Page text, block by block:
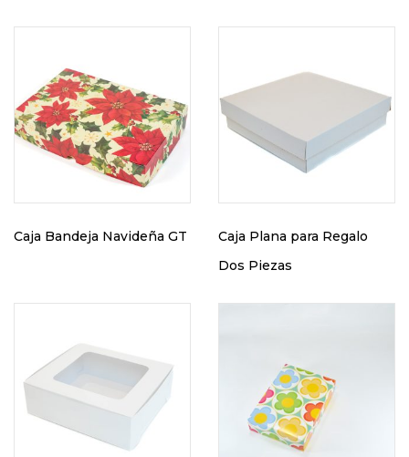
Caja Bandeja Navideña GT
Caja Plana para Regalo
Dos Piezas